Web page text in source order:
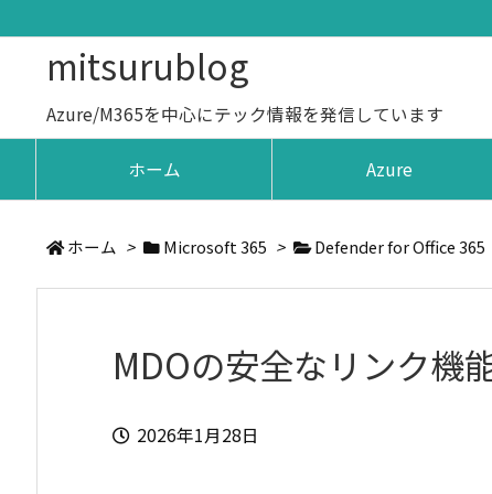
mitsurublog
Azure/M365を中心にテック情報を発信しています
ホーム Azure
ホーム > Microsoft 365 > Defender for Office 365
MDOの安全なリンク機
2026年1月28日